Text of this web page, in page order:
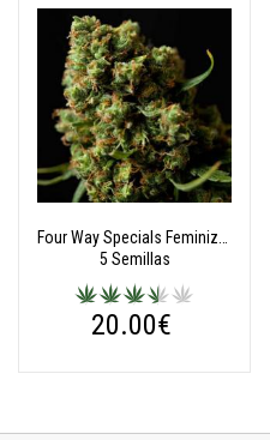
5 Semillas
20.00€